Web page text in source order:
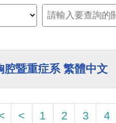
腔暨重症系 繁體中文
< 1 2 3 4